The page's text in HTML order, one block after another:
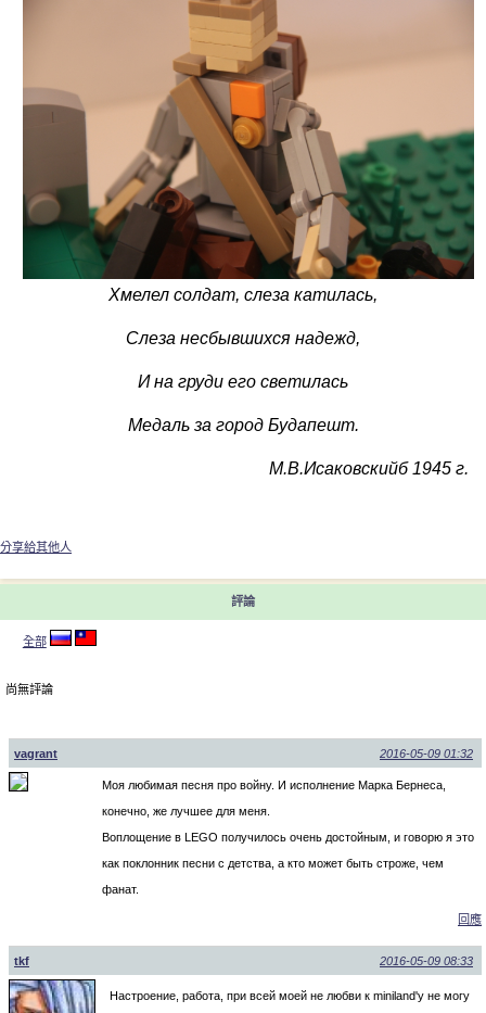
Хмелел солдат, слеза катилась,
Слеза несбывшихся надежд,
И на груди его светилась
Медаль за город Будапешт.
М.В.Исаковскийб 1945 г.
分享給其他人
評論
全部
尚無評論
vagrant 2016-05-09 01:32
Моя любимая песня про войну. И исполнение Марка Бернеса,
конечно, же лучшее для меня.
Воплощение в LEGO получилось очень достойным, и говорю я это
как поклонник песни с детства, а кто может быть строже, чем
фанат.
回應
tkf 2016-05-09 08:33
Настроение, работа, при всей моей не любви к miniland'у не могу